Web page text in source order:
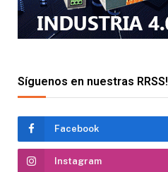
Síguenos en nuestras RRSS!
Facebook
Instagram